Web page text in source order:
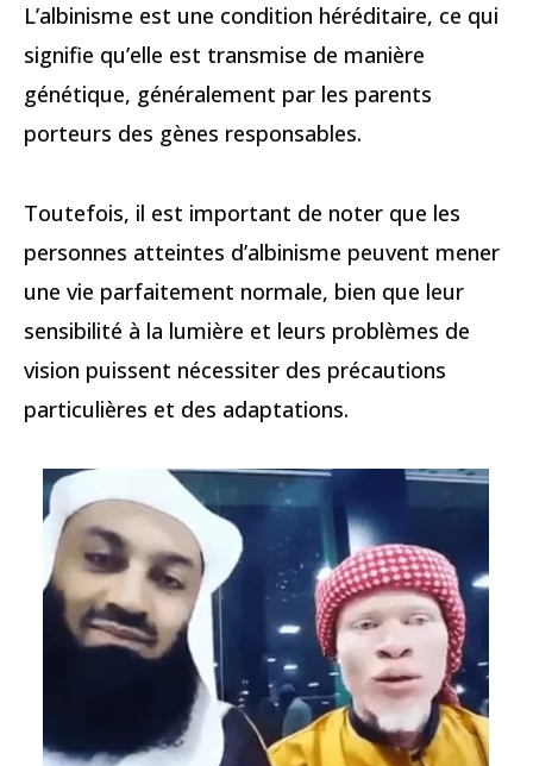
L’albinisme est une condition héréditaire, ce qui
signifie qu’elle est transmise de manière
génétique, généralement par les parents
porteurs des gènes responsables.
Toutefois, il est important de noter que les
personnes atteintes d’albinisme peuvent mener
une vie parfaitement normale, bien que leur
sensibilité à la lumière et leurs problèmes de
vision puissent nécessiter des précautions
particulières et des adaptations.